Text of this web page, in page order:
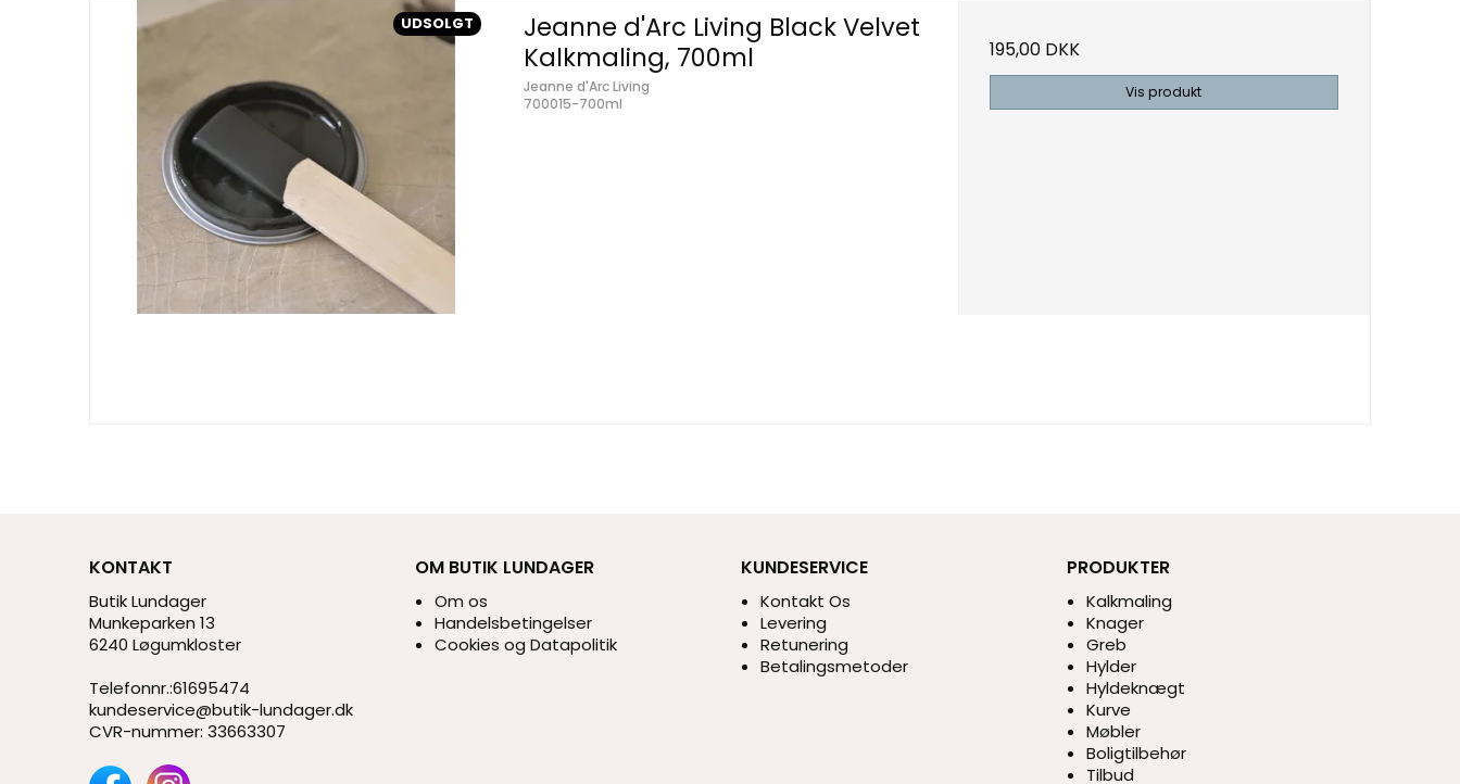
UDSOLGT
Jeanne d'Arc Living Black Velvet
Kalkmaling, 700ml
Jeanne d'Arc Living
700015-700ml
195,00 DKK
Vis produkt
KONTAKT
Butik Lundager
Munkeparken 13
6240 Løgumkloster
Telefonnr.:61695474
kundeservice@butik-lundager.dk
CVR-nummer: 33663307
OM BUTIK LUNDAGER
Om os
Handelsbetingelser
Cookies og Datapolitik
KUNDESERVICE
Kontakt Os
Levering
Retunering
Betalingsmetoder
PRODUKTER
Kalkmaling
Knager
Greb
Hylder
Hyldeknægt
Kurve
Møbler
Boligtilbehør
Tilbud